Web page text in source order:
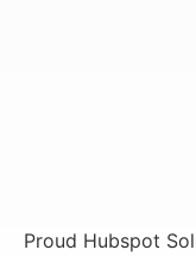
Proud Hubspot